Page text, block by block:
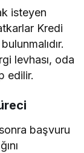
isteyen
Kredi
levhası, oda
edilir.
başvuru